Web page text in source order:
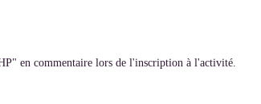
en commentaire lors de l'inscription à l'activité.